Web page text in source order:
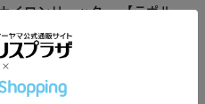
イロンリュック。 【ラポル
（合成皮革）を使用しズッ
取り入れたライン。 【軽く
ピッタリ☆ガシガシ使って
丈夫さが魅力。 【オシャレ